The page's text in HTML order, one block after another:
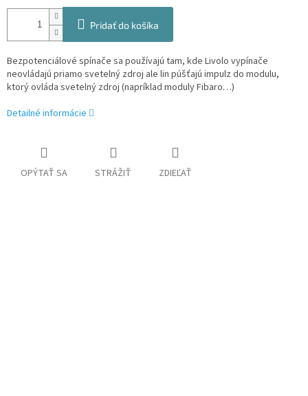
Pridať do košíka
Bezpotenciálové spínače sa používajú tam, kde Livolo vypínače
neovládajú priamo svetelný zdroj ale lin púšťajú impulz do modulu,
ktorý ovláda svetelný zdroj (napríklad moduly Fibaro…)
Detailné informácie
OPÝTAŤ SA STRÁŽIŤ ZDIEĽAŤ